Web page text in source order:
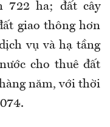
722 ha; đất cây
giao thông hơn
vụ và hạ tầng
cho thuê đất
năm, với thời